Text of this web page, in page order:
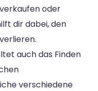
oder
dir dabei, den
auch das Finden
verschiedene